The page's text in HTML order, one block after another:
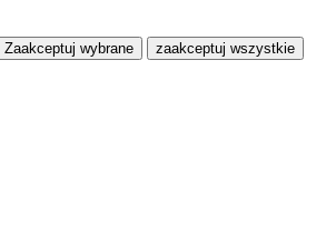
Zaakceptuj wybrane zaakceptuj wszystkie